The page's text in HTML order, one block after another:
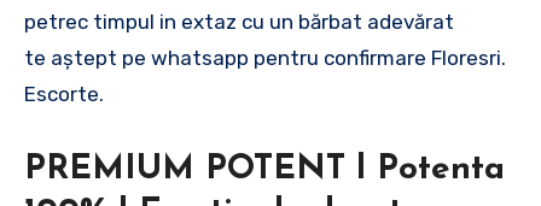
petrec timpul in extaz cu un bărbat adevărat
te aștept pe whatsapp pentru confirmare Floresri.
Escorte.
PREMIUM POTENT l Potenta